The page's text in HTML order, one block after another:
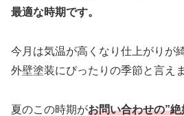
最適な時期です。
今月は気温が高くなり仕上がりが
外壁塗装にぴったりの季節と言えま
夏のこの時期がお問い合わせの”